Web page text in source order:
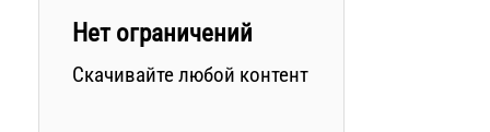
Нет ограничений
Скачивайте любой контент